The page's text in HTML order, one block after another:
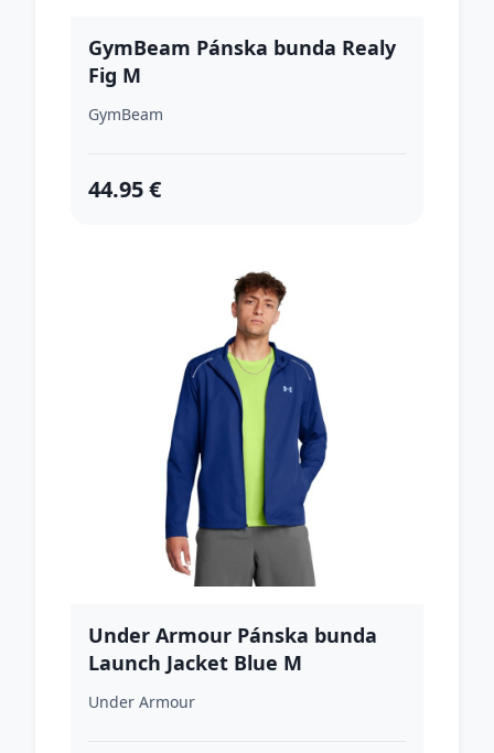
GymBeam Pánska bunda Realy
Fig M
GymBeam
44.95 €
Under Armour Pánska bunda
Launch Jacket Blue M
Under Armour